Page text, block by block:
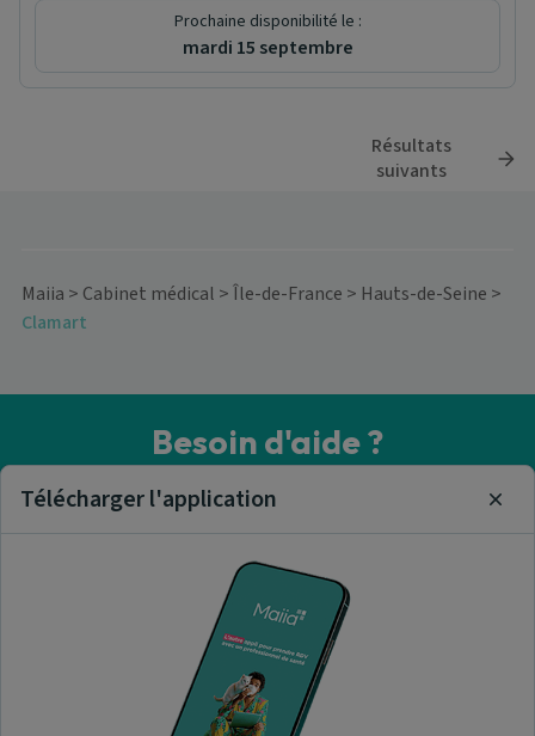
Prochaine disponibilité le :
mardi 15 septembre
Résultats
suivants
Maiia > Cabinet médical >Île-de-France > Hauts-de-Seine >
Clamart
Besoin d'aide ?
Visitez notre centre de support ou contactez-nous !
Trouver un cabinet médical
Télécharger l'application